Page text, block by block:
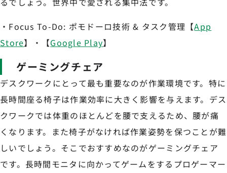
・Focus To-Do: ポモドーロ技術 & タスク管理【App
Store】・【Google Play】
ゲーミングチェア
デスクワークにとって最も重要なのが作業環境です。特に
長時間座る椅子は作業効率に大きく影響を与えます。デス
クワークでは体重のほとんどを腰で支えるため、腰が痛
くなります。また椅子がなければ作業姿勢を保つことが難
しいでしょう。そこでおすすめなのがゲーミングチェア
です。長時間モニタに向かってゲームをするプロゲーマー